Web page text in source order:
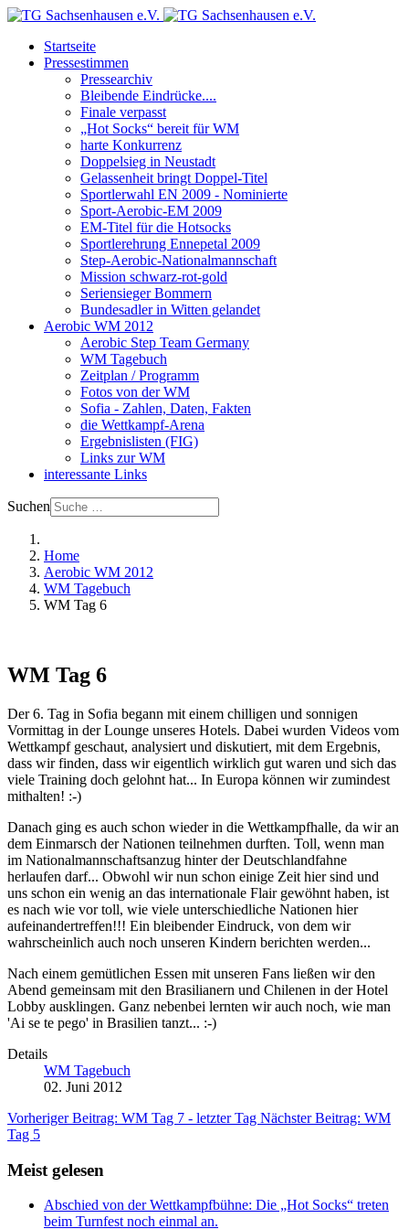
Startseite
Pressestimmen
Pressearchiv
Bleibende Eindrücke....
Finale verpasst
„Hot Socks“ bereit für WM
harte Konkurrenz
Doppelsieg in Neustadt
Gelassenheit bringt Doppel-Titel
Sportlerwahl EN 2009 - Nominierte
Sport-Aerobic-EM 2009
EM-Titel für die Hotsocks
Sportlerehrung Ennepetal 2009
Step-Aerobic-Nationalmannschaft
Mission schwarz-rot-gold
Seriensieger Bommern
Bundesadler in Witten gelandet
Aerobic WM 2012
Aerobic Step Team Germany
WM Tagebuch
Zeitplan / Programm
Fotos von der WM
Sofia - Zahlen, Daten, Fakten
die Wettkampf-Arena
Ergebnislisten (FIG)
Links zur WM
interessante Links
Suchen
Home
Aerobic WM 2012
WM Tagebuch
WM Tag 6
WM Tag 6
Der 6. Tag in Sofia begann mit einem chilligen und sonnigen
Vormittag in der Lounge unseres Hotels. Dabei wurden Videos vom
Wettkampf geschaut, analysiert und diskutiert, mit dem Ergebnis,
dass wir finden, dass wir eigentlich wirklich gut waren und sich das
viele Training doch gelohnt hat... In Europa können wir zumindest
mithalten! :-)
Danach ging es auch schon wieder in die Wettkampfhalle, da wir an
dem Einmarsch der Nationen teilnehmen durften. Toll, wenn man
im Nationalmannschaftsanzug hinter der Deutschlandfahne
herlaufen darf... Obwohl wir nun schon einige Zeit hier sind und
uns schon ein wenig an das internationale Flair gewöhnt haben, ist
es nach wie vor toll, wie viele unterschiedliche Nationen hier
aufeinandertreffen!!! Ein bleibender Eindruck, von dem wir
wahrscheinlich auch noch unseren Kindern berichten werden...
Nach einem gemütlichen Essen mit unseren Fans ließen wir den
Abend gemeinsam mit den Brasilianern und Chilenen in der Hotel
Lobby ausklingen. Ganz nebenbei lernten wir auch noch, wie man
'Ai se te pego' in Brasilien tanzt... :-)
Details
WM Tagebuch
02. Juni 2012
Vorheriger Beitrag: WM Tag 7 - letzter Tag Nächster Beitrag: WM
Tag 5
Meist gelesen
Abschied von der Wettkampfbühne: Die „Hot Socks“ treten
beim Turnfest noch einmal an.